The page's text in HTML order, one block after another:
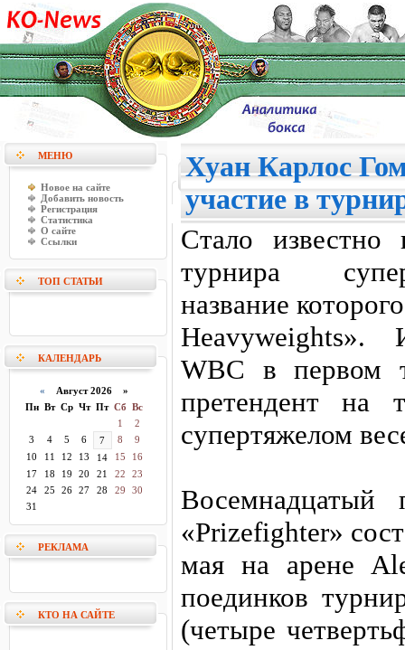
МЕНЮ
Новое на сайте
Добавить новость
Регистрация
Статистика
О сайте
Ссылки
ТОП СТАТЬИ
КАЛЕНДАРЬ
« Август 2026 »
Пн Вт Ср Чт Пт Сб Вс
1
2
3
4 5 6 7 8
9
10
11 12 13 14 15
16
17
18 19 20 21 22
23
24
25 26 27 28 29
30
31
РЕКЛАМА
КТО НА САЙТЕ
Хуан Карлос
участие в
Стало известно
турнира
название
Heavyweights».
WBC в первом
претендент на
супертяжелом
«Prizefighter»
мая на арене
поединков
(четыре